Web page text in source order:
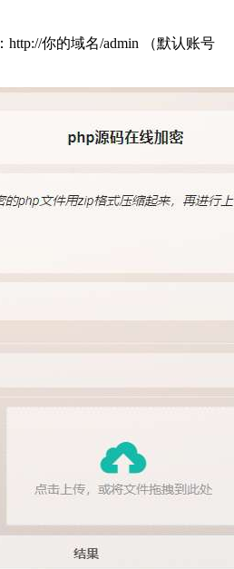
http://你的域名/admin （默认账号